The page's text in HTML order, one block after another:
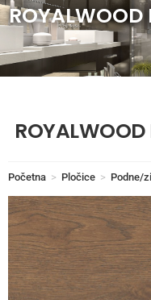
ROYALWOOD
Početna > Pločice > Podne/